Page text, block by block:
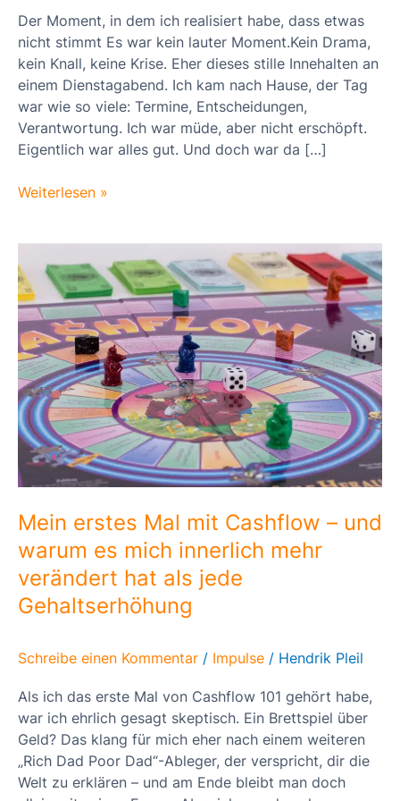
Der Moment, in dem ich realisiert habe, dass etwas
nicht stimmt Es war kein lauter Moment.Kein Drama,
kein Knall, keine Krise. Eher dieses stille Innehalten an
einem Dienstagabend. Ich kam nach Hause, der Tag
war wie so viele: Termine, Entscheidungen,
Verantwortung. Ich war müde, aber nicht erschöpft.
Eigentlich war alles gut. Und doch war da […]
Weiterlesen »
Mein erstes Mal mit Cashflow – und
warum es mich innerlich mehr
verändert hat als jede
Gehaltserhöhung
Schreibe einen Kommentar / Impulse / Hendrik Pleil
Als ich das erste Mal von Cashflow 101 gehört habe,
war ich ehrlich gesagt skeptisch. Ein Brettspiel über
Geld? Das klang für mich eher nach einem weiteren
„Rich Dad Poor Dad“-Ableger, der verspricht, dir die
Welt zu erklären – und am Ende bleibt man doch
erstes
Mal
mit
Cashflow
–
und
warum
es
mich
innerlich
mehr
verändert
hat
als
jede
Gehaltserhöhung